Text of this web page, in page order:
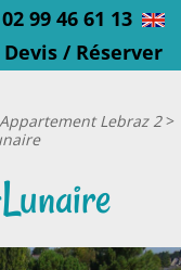
02 99 46 61 13
Devis / Réserver
Lebraz 2>